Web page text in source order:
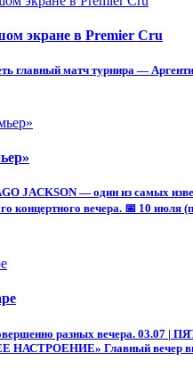
экране в Premier Cru
главный матч турнира —
JACKSON — один из самых
концертного вечера. 📅 10
разных вечера. 03.07
Главный вечер